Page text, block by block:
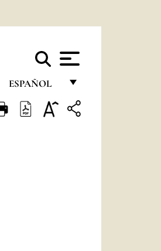
ESPAÑOL
FRANÇAIS